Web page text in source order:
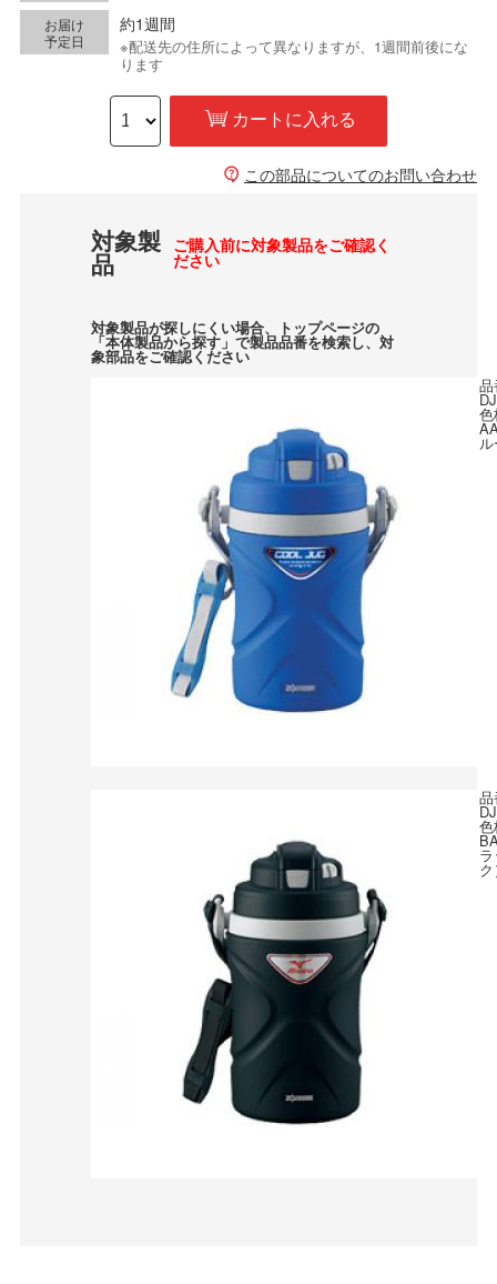
お届け
予定日
約1週間
※配送先の住所によって異なりますが、1週間前後にな
ります
カートに入れる
この部品についてのお問い合わせ
対象製
品
ご購入前に対象製品をご確認く
ださい
対象製品が探しにくい場合、トップページの
「本体製品から探す」で製品品番を検索し、対
象部品をご確認ください